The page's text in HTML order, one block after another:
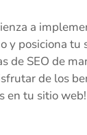
a
y posiciona tu
de SEO de
de los
en tu sitio web!